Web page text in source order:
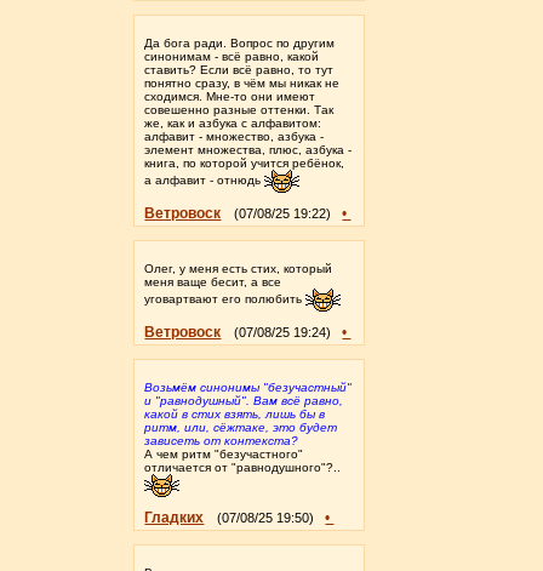
Да бога ради. Вопрос по другим
синонимам - всë равно, какой
ставить? Если всё равно, то тут
понятно сразу, в чëм мы никак не
сходимся. Мне-то они имеют
совешенно разные оттенки. Так
же, как и азбука с алфавитом:
алфавит - множество, азбука -
элемент множества, плюс, азбука -
книга, по которой учится ребëнок,
а алфавит - отнюдь
Ветровоск (07/08/25 19:22) •
Олег, у меня есть стих, который
меня ваще бесит, а все
уговартвают его полюбить
Ветровоск (07/08/25 19:24) •
Возьмëм синонимы "безучастный"
и "равнодушный". Вам всë равно,
какой в стих взять, лишь бы в
ритм, или, сëжтаке, это будет
зависеть от контекста?
А чем ритм "безучастного"
отличается от "равнодушного"?..
Гладких (07/08/25 19:50) •